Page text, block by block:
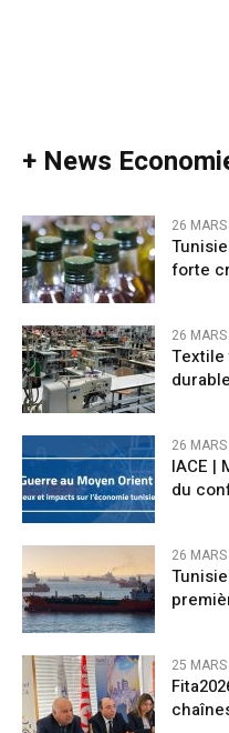
+ News
26
forte
26
Textile
26
IACE |
du
26
25